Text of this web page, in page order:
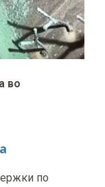
во
по